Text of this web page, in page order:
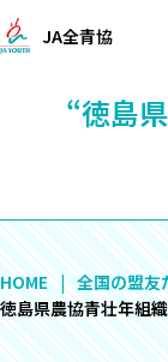
JA全青協
“徳島
HOME 全国の盟友
徳島県農協青壮年組